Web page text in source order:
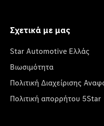
Σχετικά με μας
Star Automotive Ελλάς
Βιωσιμότητα
Πολιτική Διαχείρισης
Πολιτική απορρήτου 5Star